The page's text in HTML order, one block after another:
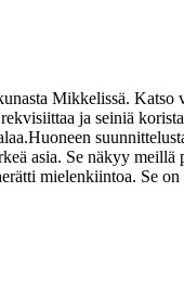
Mikkelissä. Katso
ja seiniä
Huoneen
asia. Se näkyy meillä
mielenkiintoa. Se